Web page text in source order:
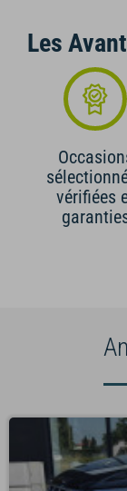
Les
vérifiées